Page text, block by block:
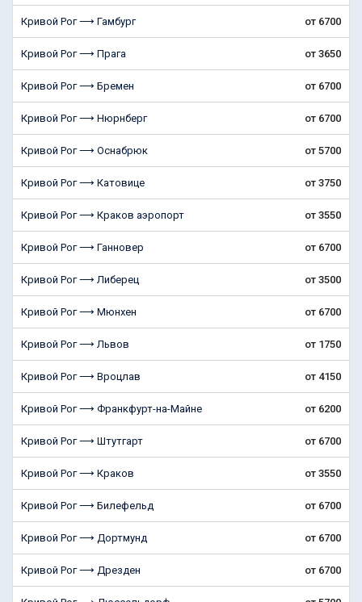
Кривой Рог ⟶ Гамбург от 6700
Кривой Рог ⟶ Прага от 3650
Кривой Рог ⟶ Бремен от 6700
Кривой Рог ⟶ Нюрнберг от 6700
Кривой Рог ⟶ Оснабрюк от 5700
Кривой Рог ⟶ Катовице от 3750
Кривой Рог ⟶ Краков аэропорт от 3550
Кривой Рог ⟶ Ганновер от 6700
Кривой Рог ⟶ Либерец от 3500
Кривой Рог ⟶ Мюнхен от 6700
Кривой Рог ⟶ Львов от 1750
Кривой Рог ⟶ Вроцлав от 4150
Кривой Рог ⟶ Франкфурт-на-Майне от 6200
Кривой Рог ⟶ Штутгарт от 6700
Кривой Рог ⟶ Краков от 3550
Кривой Рог ⟶ Билефельд от 6700
Кривой Рог ⟶ Дортмунд от 6700
Кривой Рог ⟶ Дрезден от 6700